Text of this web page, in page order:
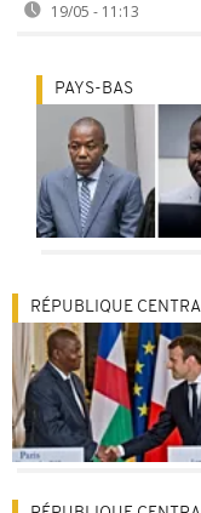
19/05 - 11:13
PAYS-BAS
RÉPUBLIQUE